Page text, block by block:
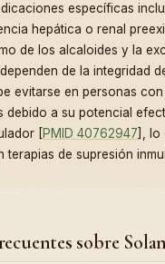
específicas
hepática o renal
de los alcaloides y la
de la integridad
evitarse en personas
debido a su potencial
[PMID 40762947], lo
terapias de supresión
sobre